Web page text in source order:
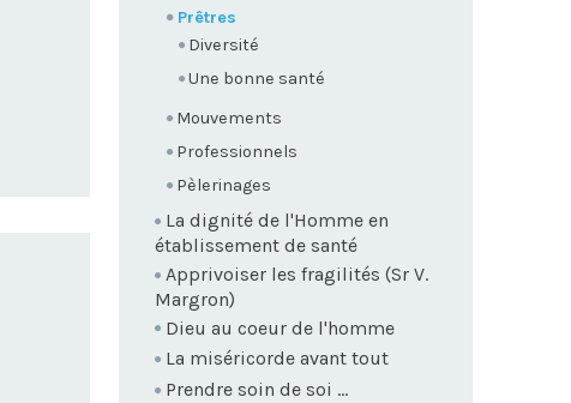
Prêtres
Diversité
Une bonne santé
Mouvements
Professionnels
Pèlerinages
La dignité de l'Homme en
établissement de santé
Apprivoiser les fragilités (Sr V.
Margron)
Dieu au coeur de l'homme
La miséricorde avant tout
Prendre soin de soi ...